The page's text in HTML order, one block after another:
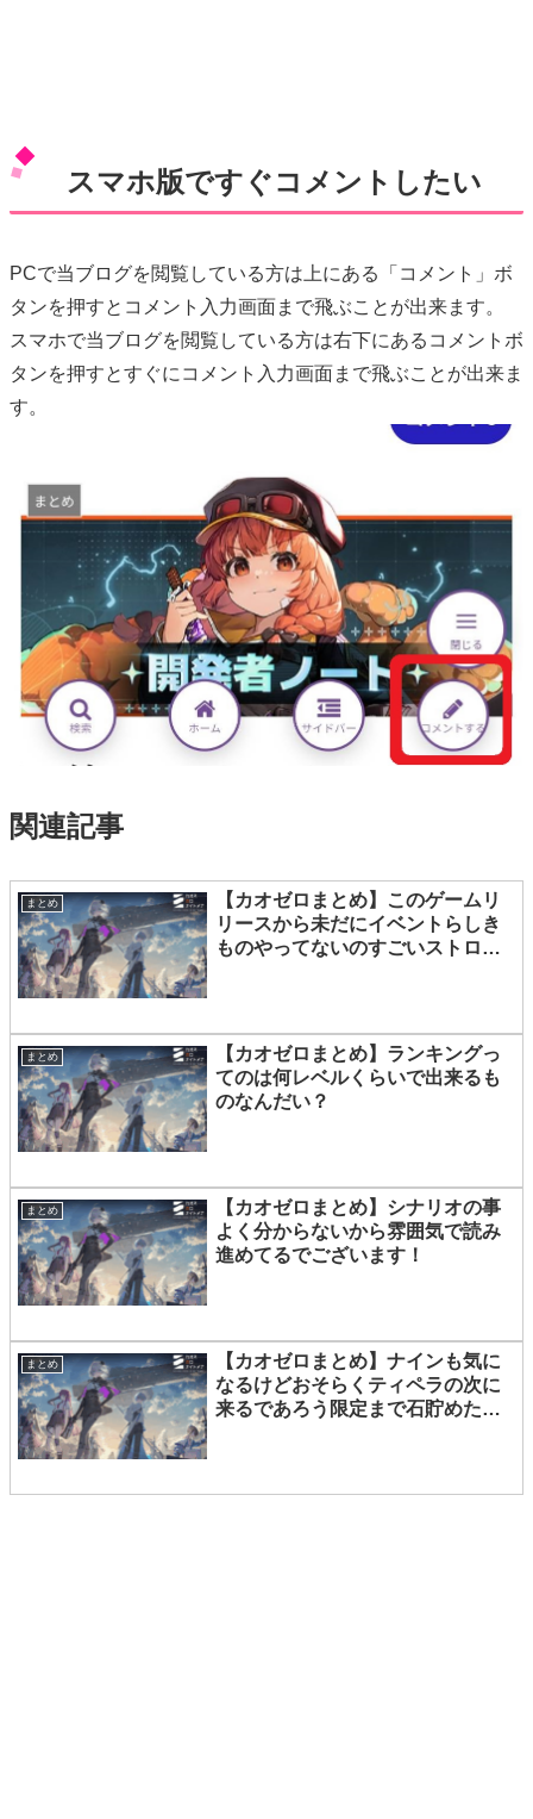
スマホ版ですぐコメントしたい
PCで当ブログを閲覧している方は上にある「コメント」ボ
タンを押すとコメント入力画面まで飛ぶことが出来ます。
スマホで当ブログを閲覧している方は右下にあるコメントボ
タンを押すとすぐにコメント入力画面まで飛ぶことが出来ま
す。
関連記事
まとめ
【カオゼロまとめ】このゲームリ
リースから未だにイベントらしき
ものやってないのすごいストロン
まとめ
【カオゼロまとめ】ランキングっ
てのは何レベルくらいで出来るも
のなんだい？
まとめ
【カオゼロまとめ】シナリオの事
よく分からないから雰囲気で読み
進めてるでございます！
まとめ
【カオゼロまとめ】ナインも気に
なるけどおそらくティペラの次に
来るであろう限定まで石貯めたい